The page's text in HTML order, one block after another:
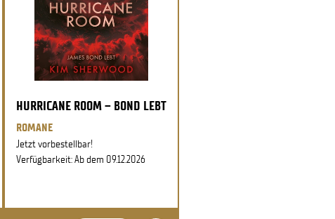
HURRICANE ROOM – BOND LEBT
ROMANE
Jetzt vorbestellbar!
Verfügbarkeit: Ab dem 09.12.2026